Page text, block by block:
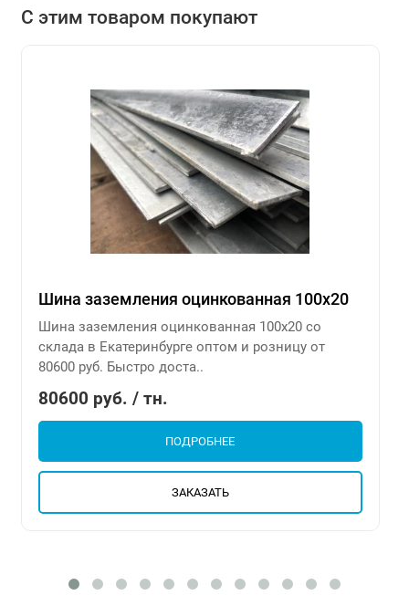
С этим товаром покупают
Шина заземления оцинкованная 100х20
Шина заземления оцинкованная 100х20 со
склада в Екатеринбурге оптом и розницу от
80600 руб. Быстро доста..
80600 руб. / тн.
ПОДРОБНЕЕ
ЗАКАЗАТЬ